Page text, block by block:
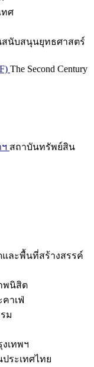
ทศ
นับสนุนยุทธศาสตร์
The Second Century
สถาบันทรัพย์สิน
ละพื้นที่สร้างสรรค์
พนิสิต
าเฟ่
ม
เทพฯ
ระเทศไทย